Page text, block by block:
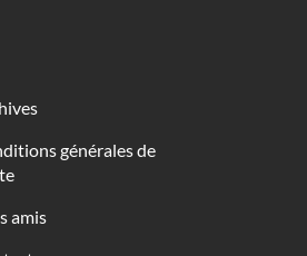
générales de
amis